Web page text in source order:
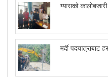
ग्यासको
मर्दी पदयात्राबाट